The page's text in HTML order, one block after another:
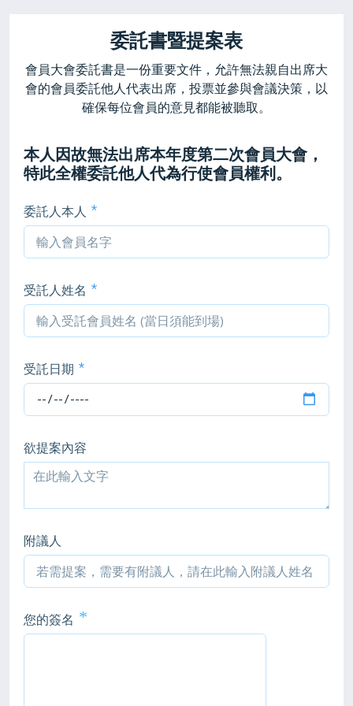
委託書暨提案表
會員大會委託書是一份重要文件，允許無法親自出席大
會的會員委託他人代表出席，投票並參與會議決策，以
確保每位會員的意見都能被聽取。
本人因故無法出席本年度第二次會員大會，
特此全權委託他人代為行使會員權利。
委託人本人
受託人姓名
受託日期
欲提案內容
附議人
您的簽名 *